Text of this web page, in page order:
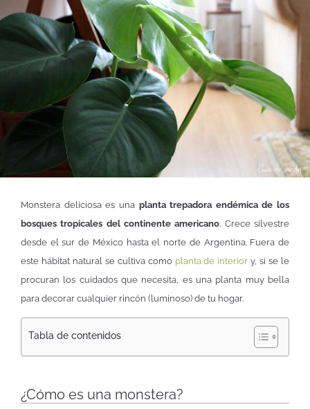
Monstera deliciosa es una planta trepadora endémica de los
bosques tropicales del continente americano. Crece silvestre
desde el sur de México hasta el norte de Argentina. Fuera de
este hábitat natural se cultiva como planta de interior y, si se le
procuran los cuidados que necesita, es una planta muy bella
para decorar cualquier rincón (luminoso) de tu hogar.
Tabla de contenidos
¿Cómo es una monstera?